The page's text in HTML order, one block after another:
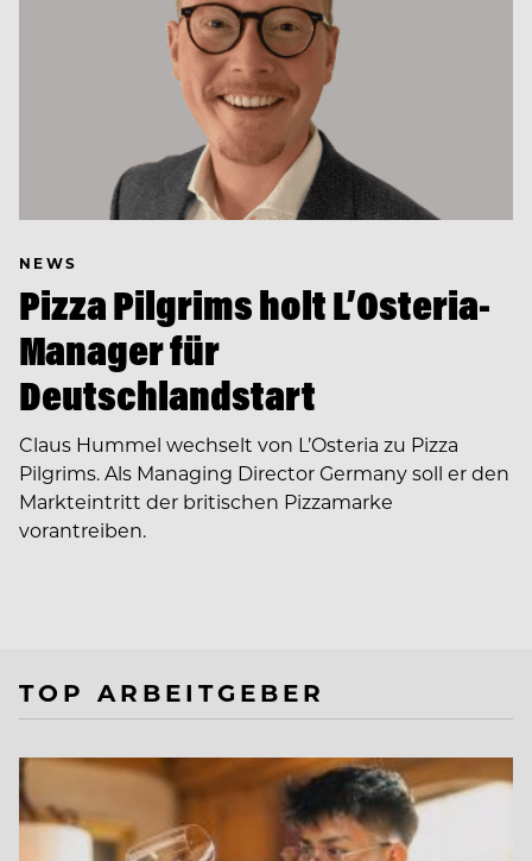
NEWS
Pizza Pilgrims holt L’Osteria-
Manager für
Deutschlandstart
Claus Hummel wechselt von L’Osteria zu Pizza
Pilgrims. Als Managing Director Germany soll er den
Markteintritt der britischen Pizzamarke
vorantreiben.
TOP ARBEITGEBER